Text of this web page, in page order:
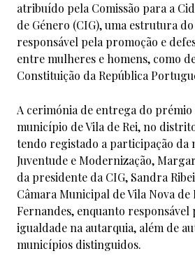
atribuído pela Comissão para a
de Género (CIG), uma estrutura
responsável pela promoção e
entre mulheres e homens, como
Constituição da República
A cerimónia de entrega do
município de Vila de Rei, no
tendo registado a participação da
Juventude e Modernização,
da presidente da CIG, Sandra
Câmara Municipal de Vila Nova de
Fernandes, enquanto responsável
igualdade na autarquia, além de
municípios distinguidos.